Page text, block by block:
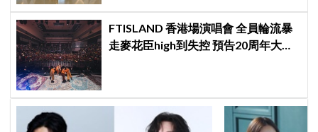
FTISLAND 香港場演唱會 全員輪流暴
走麥花臣high到失控 預告20周年大計